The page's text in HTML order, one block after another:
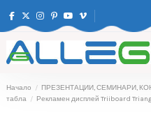
Начало ПРЕЗЕНТАЦИИ, СЕМИНАРИ,
табла
Рекламен дисплей Triiboard